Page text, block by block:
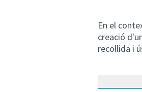
En el
creació
recollida i